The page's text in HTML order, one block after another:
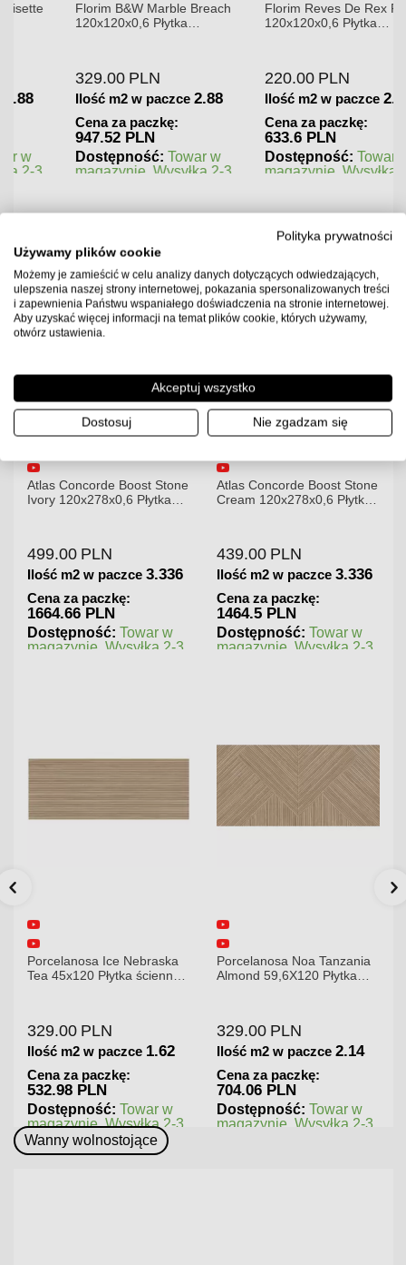
Florim B&W Marble Breach
120x120x0,6 Płytka
329.00 PLN
Ilość m2 w paczce 2.88
Cena za paczkę:
947.52 PLN
Dostępność: Towar w
magazynie. Wysyłka 2-3
Florim Reves De Rex Perle
120x120x0,6 Płytka
220.00 PLN
Ilość m2 w paczce 2.88
Cena za paczkę:
633.6 PLN
Dostępność: Towar w
magazynie. Wysyłka 2-3
Atlas Concorde Boost Stone
Ivory 120x278x0,6 Płytka
499.00 PLN
Ilość m2 w paczce 3.336
Cena za paczkę:
1664.66 PLN
Dostępność: Towar w
magazynie. Wysyłka 2-3
Atlas Concorde Boost Stone
Cream 120x278x0,6 Płytka
439.00 PLN
Ilość m2 w paczce 3.336
Cena za paczkę:
1464.5 PLN
Dostępność: Towar w
magazynie. Wysyłka 2-3
Porcelanosa Ice Nebraska
Tea 45x120 Płytka ścienna
329.00 PLN
Ilość m2 w paczce 1.62
Cena za paczkę:
532.98 PLN
Dostępność: Towar w
magazynie. Wysyłka 2-3
dni.
Porcelanosa Noa Tanzania
Almond 59,6X120 Płytka
329.00 PLN
Ilość m2 w paczce 2.14
Cena za paczkę:
704.06 PLN
Dostępność: Towar w
magazynie. Wysyłka 2-3
Wanny wolnostojące
Polityka prywatności
Używamy plików cookie
Możemy je zamieścić w celu analizy danych dotyczących odwiedzających,
ulepszenia naszej strony internetowej, pokazania spersonalizowanych treści
i zapewnienia Państwu wspaniałego doświadczenia na stronie internetowej.
Aby uzyskać więcej informacji na temat plików cookie, których używamy,
otwórz ustawienia.
Akceptuj wszystko
Dostosuj Nie zgadzam się